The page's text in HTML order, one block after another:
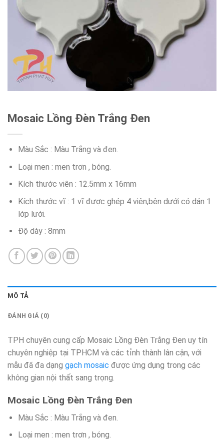
Mosaic Lồng Đèn Trắng Đen
Màu Sắc : Màu Trắng và đen.
Loại men : men trơn , bóng.
Kích thước viên : 12.5mm x 16mm
Kích thước vĩ : 1 vĩ được ghép 4 viên,bên dưới có dán 1
lớp lưới.
Độ dày : 8mm
MÔ TẢ
ĐÁNH GIÁ (0)
TPH chuyên cung cấp Mosaic Lồng Đèn Trắng Đen uy tín
chuyên nghiệp tại TPHCM và các tỉnh thành lân cận, với
mẫu đã đa dạng gạch mosaic được ứng dụng trong các
không gian nội thất sang trọng.
Mosaic Lồng Đèn Trắng Đen
Màu Sắc : Màu Trắng và đen.
Loại men : men trơn , bóng.